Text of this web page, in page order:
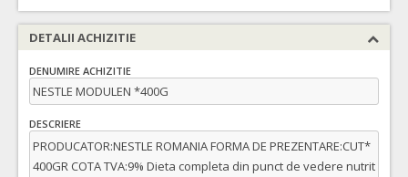
DETALII ACHIZITIE
DENUMIRE ACHIZITIE
NESTLE MODULEN *400G
DESCRIERE
PRODUCATOR:NESTLE ROMANIA FORMA DE PREZENTARE:CUT*
400GR COTA TVA:9% Dieta completa din punct de vedere nutrit